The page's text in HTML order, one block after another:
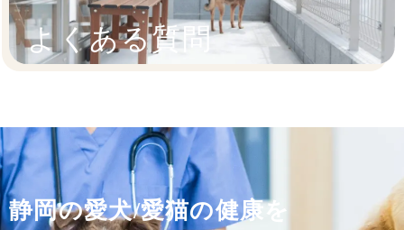
よくある質問
静岡の愛犬/愛猫の健康を